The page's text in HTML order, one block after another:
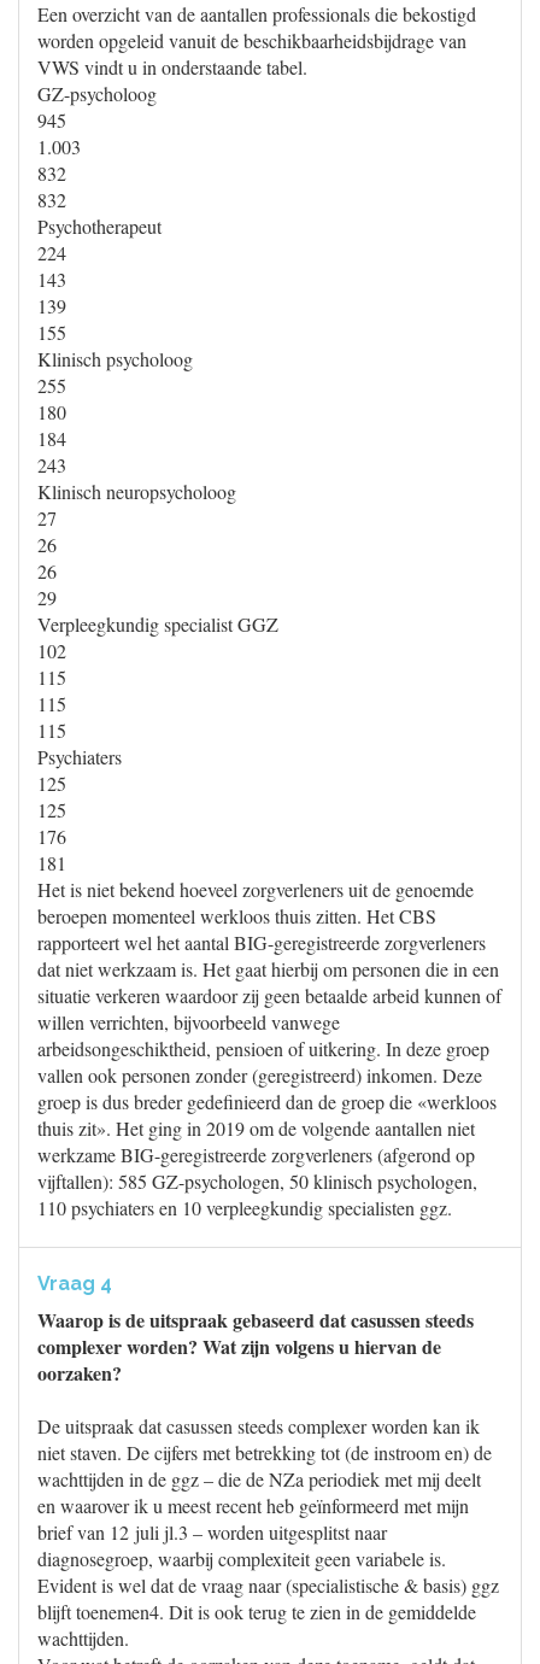
Een overzicht van de aantallen professionals die bekostigd
worden opgeleid vanuit de beschikbaarheidsbijdrage van
VWS vindt u in onderstaande tabel.
GZ-psycholoog
945
1.003
832
832
Psychotherapeut
224
143
139
155
Klinisch psycholoog
255
180
184
243
Klinisch neuropsycholoog
27
26
26
29
Verpleegkundig specialist GGZ
102
115
115
115
Psychiaters
125
125
176
181
Het is niet bekend hoeveel zorgverleners uit de genoemde
beroepen momenteel werkloos thuis zitten. Het CBS
rapporteert wel het aantal BIG-geregistreerde zorgverleners
dat niet werkzaam is. Het gaat hierbij om personen die in een
situatie verkeren waardoor zij geen betaalde arbeid kunnen of
willen verrichten, bijvoorbeeld vanwege
arbeidsongeschiktheid, pensioen of uitkering. In deze groep
vallen ook personen zonder (geregistreerd) inkomen. Deze
groep is dus breder gedefinieerd dan de groep die «werkloos
thuis zit». Het ging in 2019 om de volgende aantallen niet
werkzame BIG-geregistreerde zorgverleners (afgerond op
vijftallen): 585 GZ-psychologen, 50 klinisch psychologen,
110 psychiaters en 10 verpleegkundig specialisten ggz.
Vraag 4
Waarop is de uitspraak gebaseerd dat casussen steeds
complexer worden? Wat zijn volgens u hiervan de
oorzaken?
De uitspraak dat casussen steeds complexer worden kan ik
niet staven. De cijfers met betrekking tot (de instroom en) de
wachttijden in de ggz – die de NZa periodiek met mij deelt
en waarover ik u meest recent heb geïnformeerd met mijn
brief van 12 juli jl.3 – worden uitgesplitst naar
diagnosegroep, waarbij complexiteit geen variabele is.
Evident is wel dat de vraag naar (specialistische & basis) ggz
blijft toenemen4. Dit is ook terug te zien in de gemiddelde
wachttijden.